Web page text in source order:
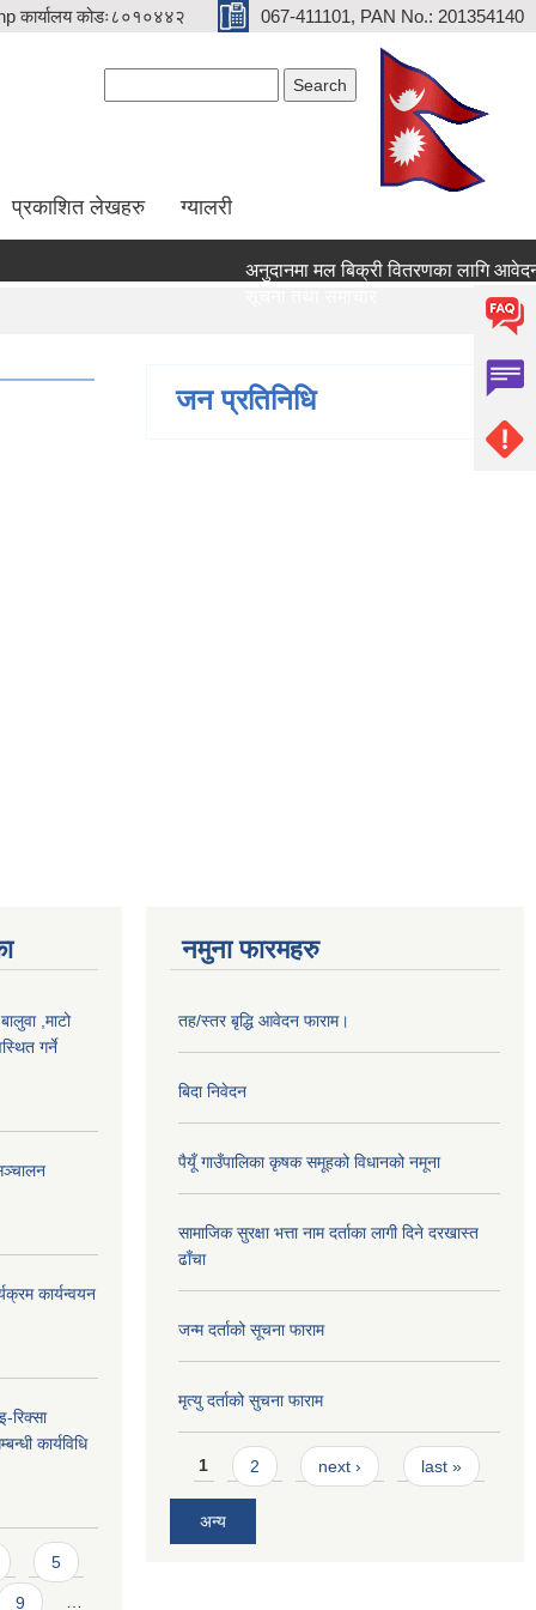
कार्यालय कोडः८०१०४४२ 067-411101, PAN No.: 201354140
प्रकाशित लेखहरु ग्यालरी
अनुदानमा मल बिक्री वितरणका लागि आवेदन
जन प्रतिनिधि
,माटो
गर्ने
कार्यन्वयन
रिक्सा
कार्यविधि
5
9 …
नमुना फारमहरु
तह/स्तर बृद्धि आवेदन फाराम।
बिदा निवेदन
पैयूँ गाउँपालिका कृषक समूहको विधानको नमूना
सामाजिक सुरक्षा भत्ता नाम दर्ताका लागी दिने दरखास्त
ढाँचा
जन्म दर्ताको सूचना फाराम
मृत्यु दर्ताको सुचना फाराम
Pages
1 2 next › last »
अन्य